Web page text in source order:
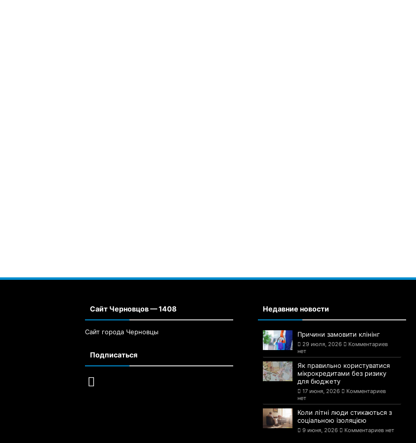
Сайт Черновцов — 1408
Сайт города Черновцы
Подписаться
Недавние новости
Причини замовити клінінг
29 июля, 2026
Комментариев
нет
Як правильно користуватися
мікрокредитами без ризику
для бюджету
17 июня, 2026
Комментариев
нет
Коли літні люди стикаються з
соціальною ізоляцією
9 июня, 2026 Комментариев нет